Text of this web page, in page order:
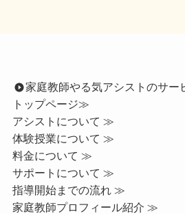
家庭教師やる気アシストのサー
トップページ≫
アシストについて ≫
体験授業について ≫
料金について ≫
サポートについて ≫
指導開始までの流れ ≫
家庭教師プロフィール紹介 ≫